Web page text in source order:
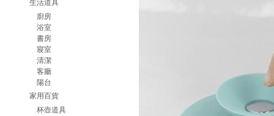
生活道具
廚房
浴室
書房
寢室
清潔
客廳
陽台
家用百貨
杯壺道具